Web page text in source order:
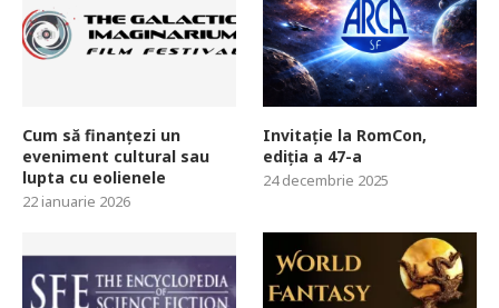
Cum să finanțezi un
eveniment cultural sau
lupta cu eolienele
22 ianuarie 2026
Invitație la RomCon,
ediția a 47-a
24 decembrie 2025